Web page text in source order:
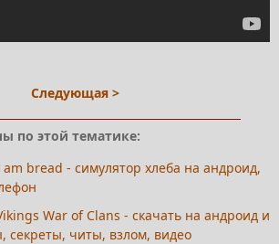
Следующая >
по этой тематике:
am bread - симулятор хлеба на андроид,
War of Clans - скачать на андроид и
секреты, читы, взлом, видео